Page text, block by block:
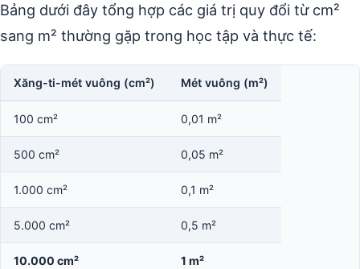
Bảng dưới đây tổng hợp các giá trị quy đổi từ cm²
sang m² thường gặp trong học tập và thực tế:
Xăng-ti-mét vuông (cm²) Mét vuông (m²)
100 cm² 0,01 m²
500 cm² 0,05 m²
1.000 cm² 0,1 m²
5.000 cm² 0,5 m²
10.000 cm² 1 m²